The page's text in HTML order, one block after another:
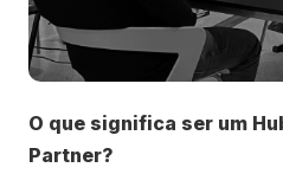
O que significa ser um
Partner?